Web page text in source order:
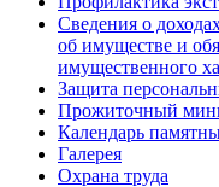
Сведения о
об имуществе и
имущественного
Защита
Прожиточный
Календарь
Галерея
Охрана труда